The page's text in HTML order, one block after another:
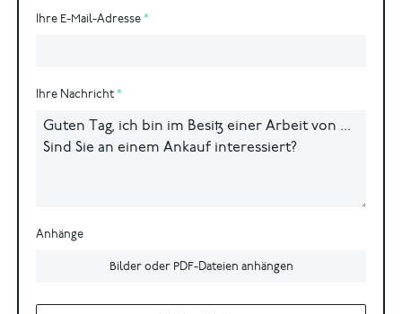
Ihre E-Mail-Adresse
Ihre Nachricht
Anhänge
Bilder oder PDF-Dateien anhängen